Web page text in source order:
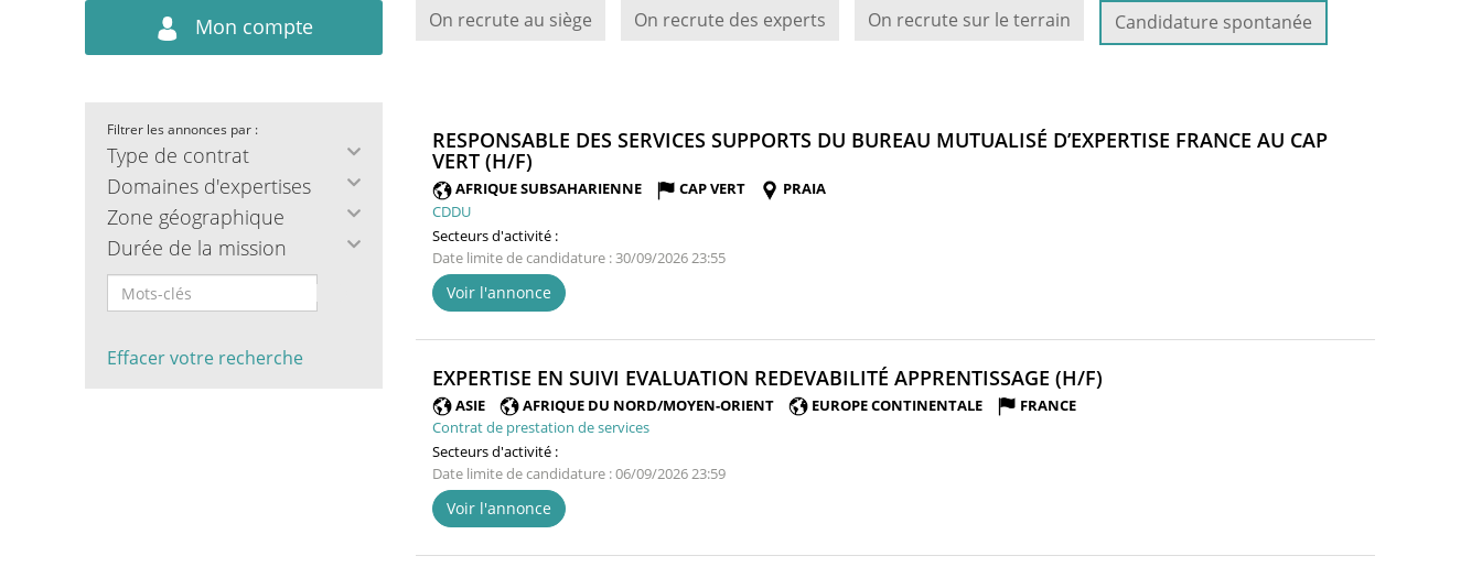
Mon compte On recrute au siège On recrute des experts On recrute sur le terrain Candidature spontanée
Filtrer les annonces par :
Type de contrat
Domaines d'expertises
Zone géographique
Durée de la mission
Effacer votre recherche
RESPONSABLE DES SERVICES SUPPORTS DU BUREAU MUTUALISÉ D’EXPERTISE FRANCE AU CAP
VERT (H/F)
FENÊTRE)
AFRIQUE SUBSAHARIENNE CAP VERT
PRAIA
CDDU
Secteurs d'activité :
Date limite de candidature : 30/09/2026 23:55
Voir l'annonce
EXPERTISE EN SUIVI EVALUATION REDEVABILITÉ APPRENTISSAGE (H/F)
ASIE AFRIQUE DU NORD/MOYEN-ORIENT EUROPE CONTINENTALE
FRANCE
Contrat de prestation de services
Secteurs d'activité :
Date limite de candidature : 06/09/2026 23:59
Voir l'annonce